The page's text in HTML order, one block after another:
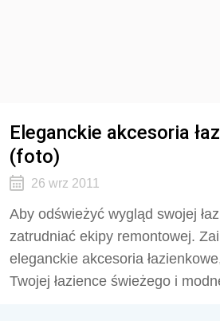
Eleganckie akcesoria
(foto)
26 wrz 2011
Aby odświeżyć wygląd swojej
zatrudniać ekipy remontowej.
eleganckie akcesoria
Twojej łazience świeżego i